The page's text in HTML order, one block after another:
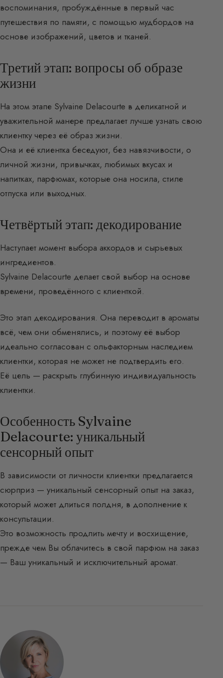
воспоминания, пробуждённые в первый час
путешествия по памяти, с помощью мудбордов на
основе изображений, цветов и тканей.
Третий этап: вопросы об образе
жизни
На этом этапе Sylvaine Delacourte в деликатной и
уважительной манере предлагает лучше узнать свою
клиентку через её образ жизни.
Она и её клиентка беседуют, без навязчивости, о
личной жизни, привычках, любимых вкусах и
напитках, парфюмах, которые она носила, стиле
отпуска или выходных.
Четвёртый этап: декодирование
Наступает момент выбора аккордов и сырьевых
ингредиентов.
Sylvaine Delacourte делает свой выбор на основе
времени, проведённого с клиенткой.
Это этап декодирования. Она переводит в ароматы
всё, чем они обменялись, и поэтому её выбор
идеально согласован с ольфакторным наследием
клиентки, которая не может не подтвердить его.
Её цель — раскрыть глубинную индивидуальность
клиентки.
Особенность Sylvaine
Delacourte: уникальный
сенсорный опыт
В зависимости от личности клиентки предлагается
сюрприз — уникальный сенсорный опыт на заказ,
который может длиться полдня, в дополнение к
консультации.
Это возможность продлить мечту и восхищение,
прежде чем Вы облачитесь в свой парфюм на заказ
— Ваш уникальный и исключительный аромат.